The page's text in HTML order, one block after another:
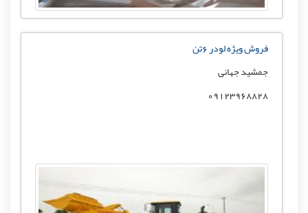
فروش ویژه لودر 6تن
جمشید جهانی
09123968828